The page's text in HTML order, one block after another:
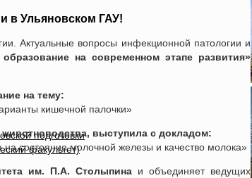
подготовки
факультет)
в Ульяновском ГАУ!
Актуальные вопросы инфекционной патологии и
на современном этапе развития»
на тему:
кишечной палочки»
выступила с докладом:
состояние молочной железы и качество молока»
им. П.А. Столыпина и объединяет ведущих